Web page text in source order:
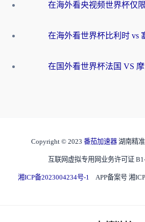
Copyright © 2023 番茄加速器 湖南精
互联网虚拟专用网业务许可证
湘ICP备2023004234号-1 APP备案号 湘